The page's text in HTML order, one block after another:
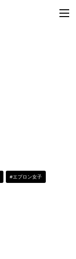
t
o
#エプロン女子